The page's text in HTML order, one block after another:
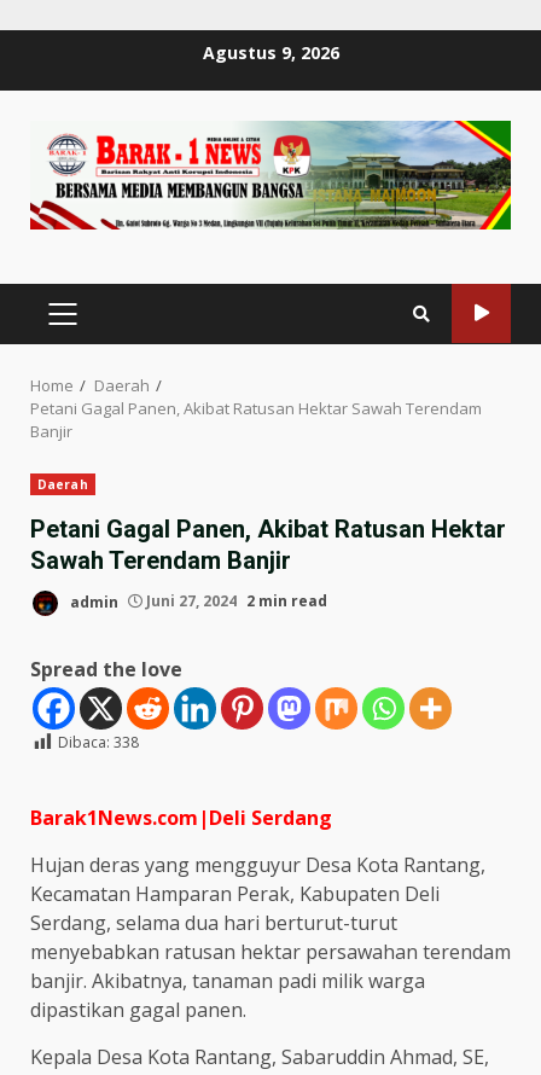
Agustus 9, 2026
PRIMARY
MENU
Home
Daerah
Petani Gagal Panen, Akibat Ratusan Hektar Sawah Terendam
Banjir
Daerah
Petani Gagal Panen, Akibat Ratusan Hektar
Sawah Terendam Banjir
admin Juni 27, 2024 2 min read
Spread the love
Dibaca: 338
Barak1News.com|Deli Serdang
Hujan deras yang mengguyur Desa Kota Rantang,
Kecamatan Hamparan Perak, Kabupaten Deli
Serdang, selama dua hari berturut-turut
menyebabkan ratusan hektar persawahan terendam
banjir. Akibatnya, tanaman padi milik warga
dipastikan gagal panen.
Kepala Desa Kota Rantang, Sabaruddin Ahmad, SE,